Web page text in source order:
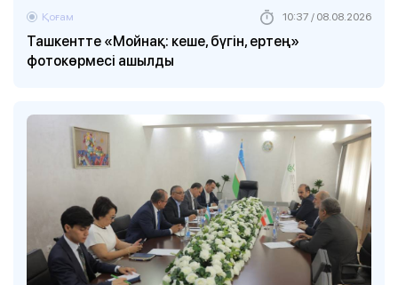
Ташкентте «Мойнақ: кеше, бүгін, ертең»
фотокөрмесі ашылды
Қоғам 10:37 / 08.08.2026